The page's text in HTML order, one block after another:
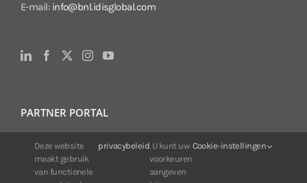
E-mail: info@bnl.idisglobal.com
PARTNER PORTAL
Voor klanten van IDIS:
24/7 beschikbaarheid, altijd en overal.
Web:https://portal.idisglobal.solutions
Deze website
maakt gebruik
van functionele
privacybeleid. U kunt uw
voorkeuren
aangeven
Cookie-instellingen